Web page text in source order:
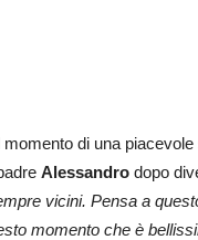
momento di una
Alessandro dopo
vicini. Pensa a
momento che è